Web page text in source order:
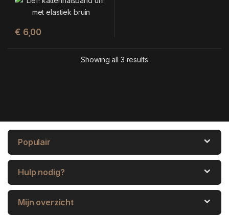
€ 6,00
Showing all 3 results
Populair
Hulp nodig?
Mijn overzicht